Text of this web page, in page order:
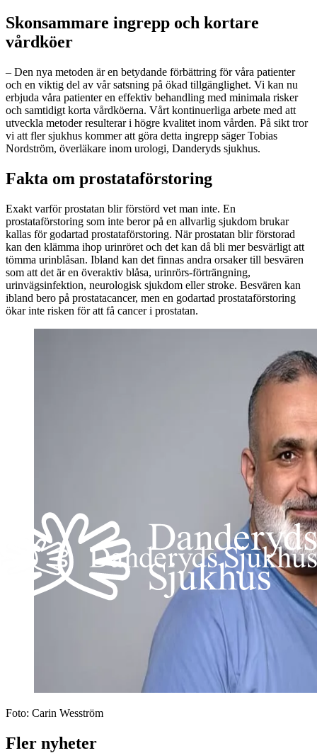
Skonsammare ingrepp och kortare
vårdköer
– Den nya metoden är en betydande förbättring för våra patienter
och en viktig del av vår satsning på ökad tillgänglighet. Vi kan nu
erbjuda våra patienter en effektiv behandling med minimala risker
och samtidigt korta vårdköerna. Vårt kontinuerliga arbete med att
utveckla metoder resulterar i högre kvalitet inom vården. På sikt tror
vi att fler sjukhus kommer att göra detta ingrepp säger Tobias
Nordström, överläkare inom urologi, Danderyds sjukhus.
Fakta om prostataförstoring
Exakt varför prostatan blir förstörd vet man inte. En
prostataförstoring som inte beror på en allvarlig sjukdom brukar
kallas för godartad prostataförstoring. När prostatan blir förstorad
kan den klämma ihop urinröret och det kan då bli mer besvärligt att
tömma urinblåsan. Ibland kan det finnas andra orsaker till besvären
som att det är en överaktiv blåsa, urinrörs-förträngning,
urinvägsinfektion, neurologisk sjukdom eller stroke. Besvären kan
ibland bero på prostatacancer, men en godartad prostataförstoring
ökar inte risken för att få cancer i prostatan.
Foto: Carin Wesström
Fler nyheter